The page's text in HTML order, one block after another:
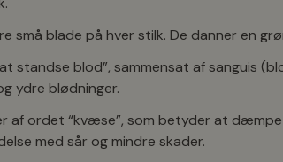
små blade på hver stilk. De danner en
standse blod”, sammensat af sanguis
ydre blødninger.
af ordet “kvæse”, som betyder at
med sår og mindre skader.